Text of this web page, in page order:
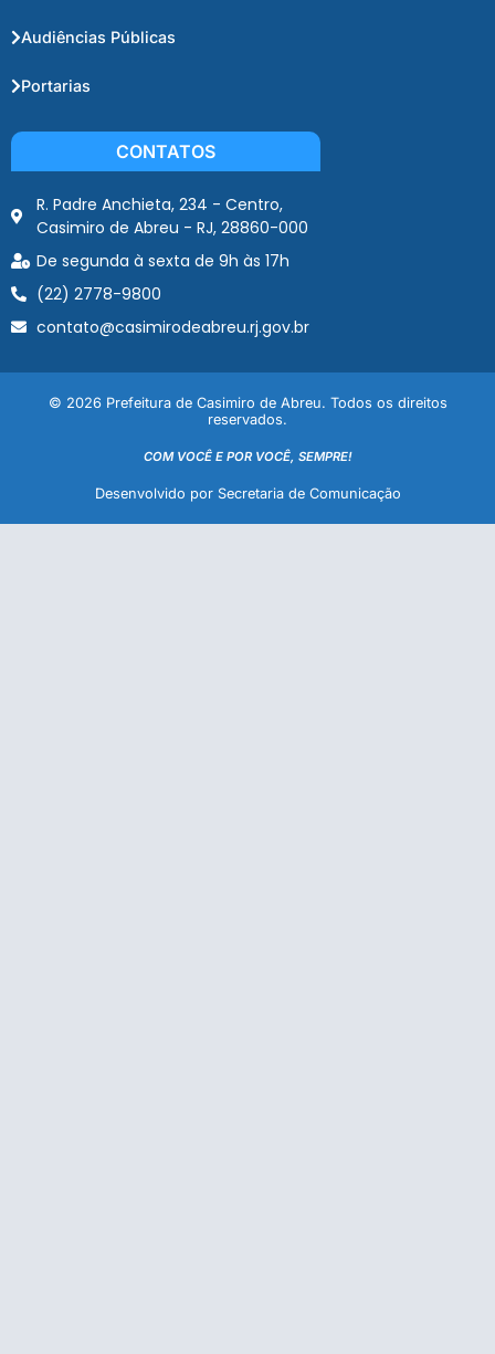
Audiências Públicas
Portarias
CONTATOS
R. Padre Anchieta, 234 - Centro,
Casimiro de Abreu - RJ, 28860-000
De segunda à sexta de 9h às 17h
(22) 2778-9800
contato@casimirodeabreu.rj.gov.br
© 2026 Prefeitura de Casimiro de Abreu. Todos os direitos
reservados.
COM VOCÊ E POR VOCÊ, SEMPRE!
Desenvolvido por Secretaria de Comunicação